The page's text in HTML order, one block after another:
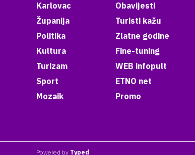
Karlovac
Županija
Politika
Kultura
Turizam
Sport
Mozaik
Obavijesti
Turisti kažu
Zlatne godine
Fine-tuning
WEB infopult
ETNO net
Promo
Powered by Typed